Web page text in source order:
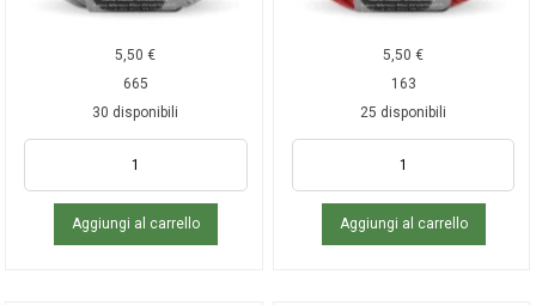
5,50€
665
30 disponibili
Aggiungi al carrello
5,50€
163
25 disponibili
Aggiungi al carrello